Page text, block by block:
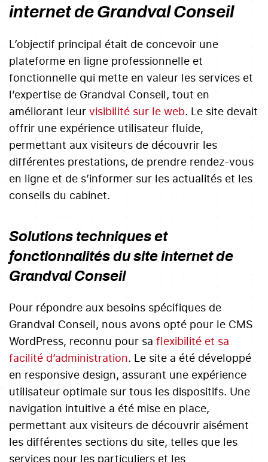
internet de Grandval Conseil
L’objectif principal était de concevoir une
plateforme en ligne professionnelle et
fonctionnelle qui mette en valeur les services et
l’expertise de Grandval Conseil, tout en
améliorant leur visibilité sur le web. Le site devait
offrir une expérience utilisateur fluide,
permettant aux visiteurs de découvrir les
différentes prestations, de prendre rendez-vous
en ligne et de s’informer sur les actualités et les
conseils du cabinet.
Solutions techniques et
fonctionnalités du site internet de
Grandval Conseil
Pour répondre aux besoins spécifiques de
Grandval Conseil, nous avons opté pour le CMS
WordPress, reconnu pour sa flexibilité et sa
facilité d’administration. Le site a été développé
en responsive design, assurant une expérience
utilisateur optimale sur tous les dispositifs. Une
navigation intuitive a été mise en place,
permettant aux visiteurs de découvrir aisément
les différentes sections du site, telles que les
services pour les particuliers et les